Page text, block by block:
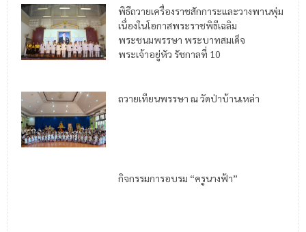
พิธีถวายเครื่องราชสักการะและวางพานพุ่ม
เนื่องในโอกาสพระราชพิธีเฉลิม
พระชนมพรรษา พระบาทสมเด็จ
พระเจ้าอยู่หัว รัชกาลที่ 10
ถวายเทียนพรรษา ณ วัดป่าบ้านเหล่า
กิจกรรมการอบรม “ครูนางฟ้า”